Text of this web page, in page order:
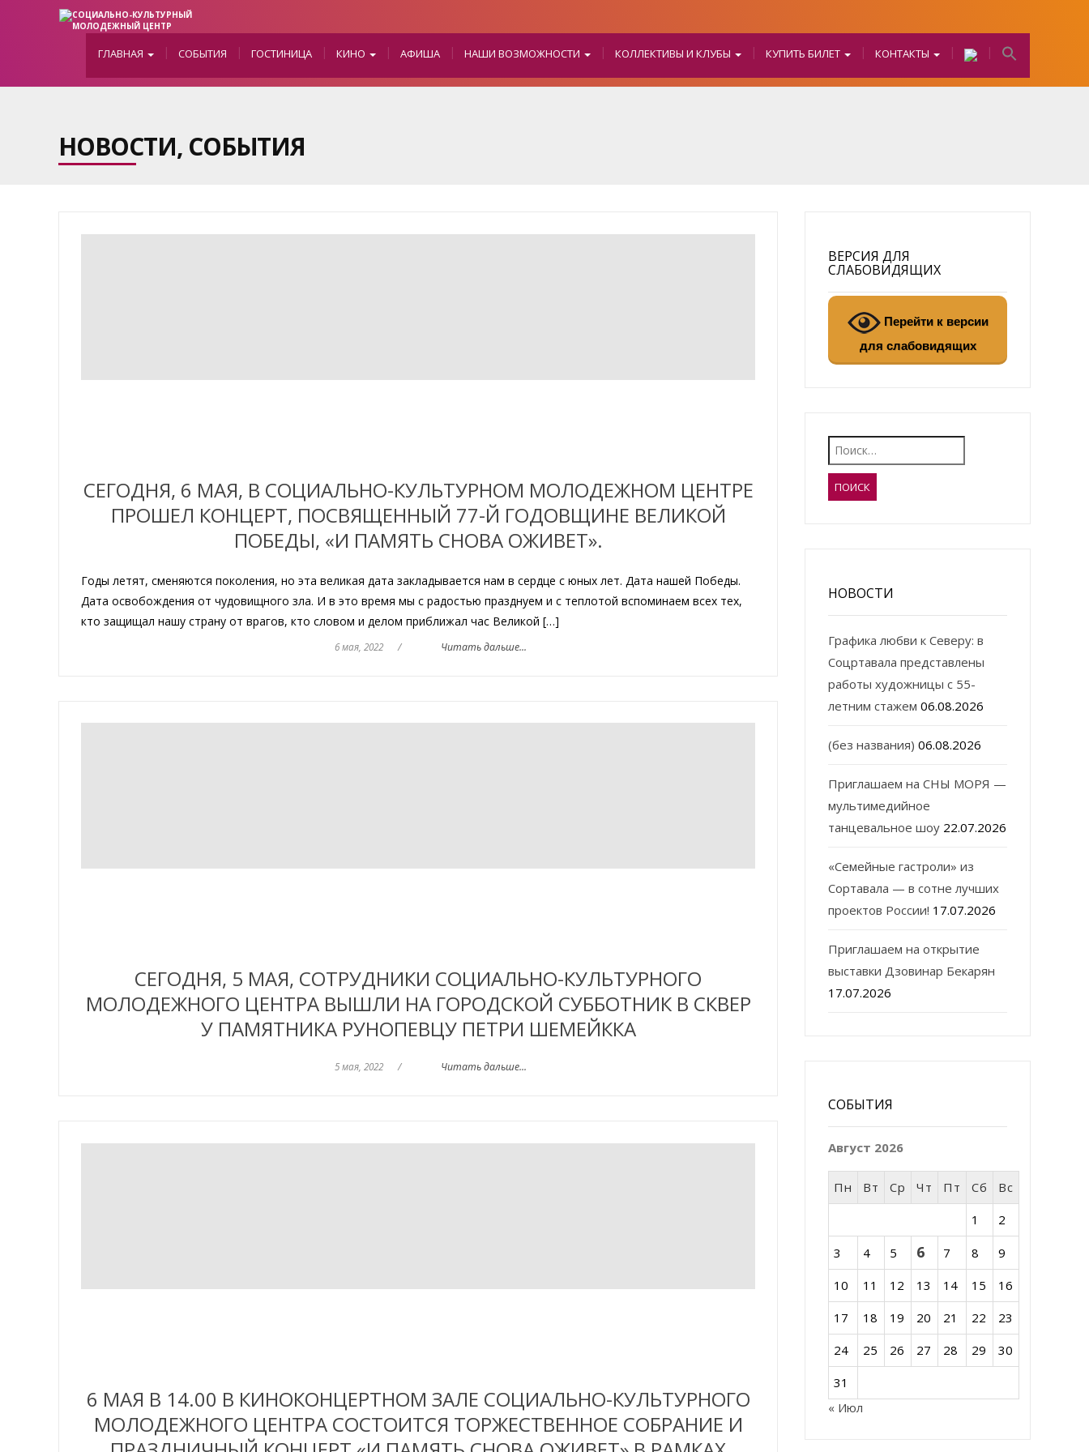
ГЛАВНАЯ СОБЫТИЯ ГОСТИНИЦА КИНО АФИША НАШИ ВОЗМОЖНОСТИ КОЛЛЕКТИВЫ И КЛУБЫ КУПИТЬ БИЛЕТ КОНТАКТЫ
НОВОСТИ, СОБЫТИЯ
СЕГОДНЯ, 6 МАЯ, В СОЦИАЛЬНО-КУЛЬТУРНОМ МОЛОДЕЖНОМ ЦЕНТРЕ
ПРОШЕЛ КОНЦЕРТ, ПОСВЯЩЕННЫЙ 77-Й ГОДОВЩИНЕ ВЕЛИКОЙ
ПОБЕДЫ, «И ПАМЯТЬ СНОВА ОЖИВЕТ».
Годы летят, сменяются поколения, но эта великая дата закладывается нам в сердце с юных лет. Дата нашей Победы.
Дата освобождения от чудовищного зла. И в это время мы с радостью празднуем и с теплотой вспоминаем всех тех,
кто защищал нашу страну от врагов, кто словом и делом приближал час Великой […]
6 мая, 2022 / Читать дальше...
СЕГОДНЯ, 5 МАЯ, СОТРУДНИКИ СОЦИАЛЬНО-КУЛЬТУРНОГО
МОЛОДЕЖНОГО ЦЕНТРА ВЫШЛИ НА ГОРОДСКОЙ СУББОТНИК В СКВЕР
У ПАМЯТНИКА РУНОПЕВЦУ ПЕТРИ ШЕМЕЙККА
5 мая, 2022 / Читать дальше...
6 МАЯ В 14.00 В КИНОКОНЦЕРТНОМ ЗАЛЕ СОЦИАЛЬНО-КУЛЬТУРНОГО
МОЛОДЕЖНОГО ЦЕНТРА СОСТОИТСЯ ТОРЖЕСТВЕННОЕ СОБРАНИЕ И
ВЕРСИЯ ДЛЯ
СЛАБОВИДЯЩИХ
Перейти к версии
для слабовидящих
Найти:
НОВОСТИ
Графика любви к Северу: в
Соцртавала представлены
работы художницы с 55-
летним стажем 06.08.2026
(без названия) 06.08.2026
Приглашаем на СНЫ МОРЯ —
мультимедийное
танцевальное шоу 22.07.2026
«Семейные гастроли» из
Сортавала — в сотне лучших
проектов России! 17.07.2026
Приглашаем на открытие
выставки Дзовинар Бекарян
17.07.2026
СОБЫТИЯ
Август 2026
Пн Вт Ср Чт Пт Сб
Вс
1
2
3 4 5 6 7 8
9
10
11 12 13 14 15
16
17
18 19 20 21 22
23
24
25 26 27 28 29
30
31
« Июл